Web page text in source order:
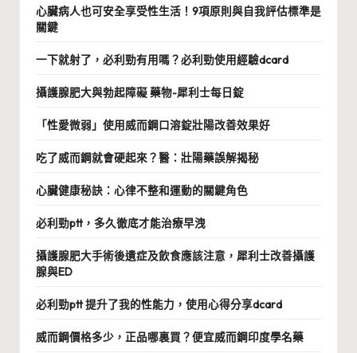
心臟病人也可安全享受性生活！9項原則與自我評估標準是
關鍵
一下就射了，必利勁有用嗎？必利勁使用經驗dcard
攝護腺肥大與勃起障礙 藥物-犀利士每日錠
「性愛微弱」使用威而鋼口溶錠壯陽改善效果好
吃了威而鋼就會硬起來？醫：壯陽藥誤解揭秘
心臟健康秘訣：心律不整和運動的關鍵角色
必利勁ptt，多久徹底才能治療早洩
攝護腺肥大手術後遺症及飲食應該注意，犀利士改善攝護
腺與ED
必利勁ptt 提升了我的性能力，使用心得分享dcard
威而鋼價格多少，正品哪裏買？便宜威而鋼印度學名藥